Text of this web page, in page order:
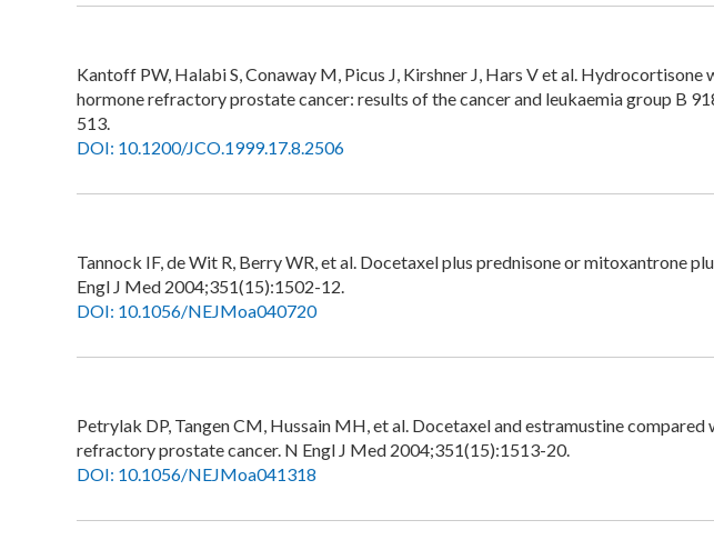
Kantoff PW, Halabi S, Conaway M, Picus J, Kirshner J, Hars V et al.
hormone refractory prostate cancer: results of the cancer and leukaemia group B
513.
DOI: 10.1200/JCO.1999.17.8.2506
Tannock IF, de Wit R, Berry WR, et al. Docetaxel plus prednisone or mitoxantrone
Engl J Med 2004;351(15):1502-12.
DOI: 10.1056/NEJMoa040720
Petrylak DP, Tangen CM, Hussain MH, et al. Docetaxel and estramustine
refractory prostate cancer. N Engl J Med 2004;351(15):1513-20.
DOI: 10.1056/NEJMoa041318